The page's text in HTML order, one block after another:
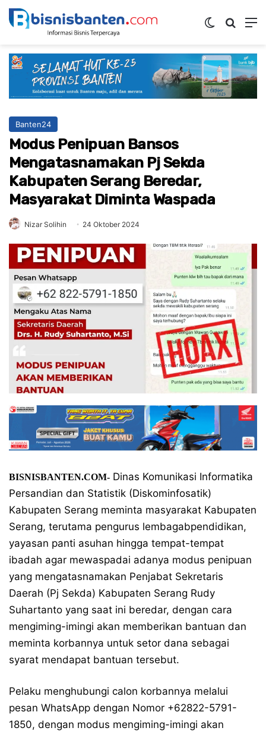
Switch skin
Banten24
Modus Penipuan Bansos
Mengatasnamakan Pj Sekda
Kabupaten Serang Beredar,
Masyarakat Diminta Waspada
Nizar Solihin 24 Oktober 2024
BISNISBANTEN.COM- Dinas Komunikasi Informatika
Persandian dan Statistik (Diskominfosatik)
Kabupaten Serang meminta masyarakat Kabupaten
Serang, terutama pengurus lembagabpendidikan,
yayasan panti asuhan hingga tempat-tempat
ibadah agar mewaspadai adanya modus penipuan
yang mengatasnamakan Penjabat Sekretaris
Daerah (Pj Sekda) Kabupaten Serang Rudy
Suhartanto yang saat ini beredar, dengan cara
mengiming-imingi akan memberikan bantuan dan
meminta korbannya untuk setor dana sebagai
syarat mendapat bantuan tersebut.
Pelaku menghubungi calon korbannya melalui
pesan WhatsApp dengan Nomor +62822-5791-
1850, dengan modus mengiming-imingi akan